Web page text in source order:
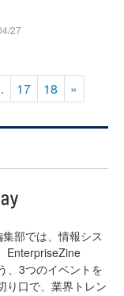
27
17 18 »
部では、情報シス
EnterpriseZine
、3つのイベントを
り口で、業界トレン